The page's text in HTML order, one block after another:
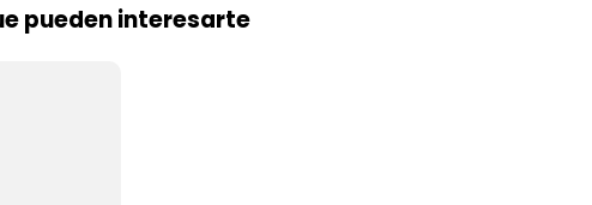
pueden interesarte